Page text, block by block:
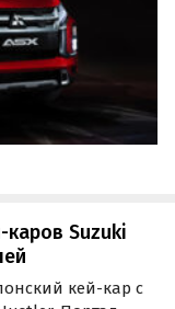
Suzuki
кей-кар с